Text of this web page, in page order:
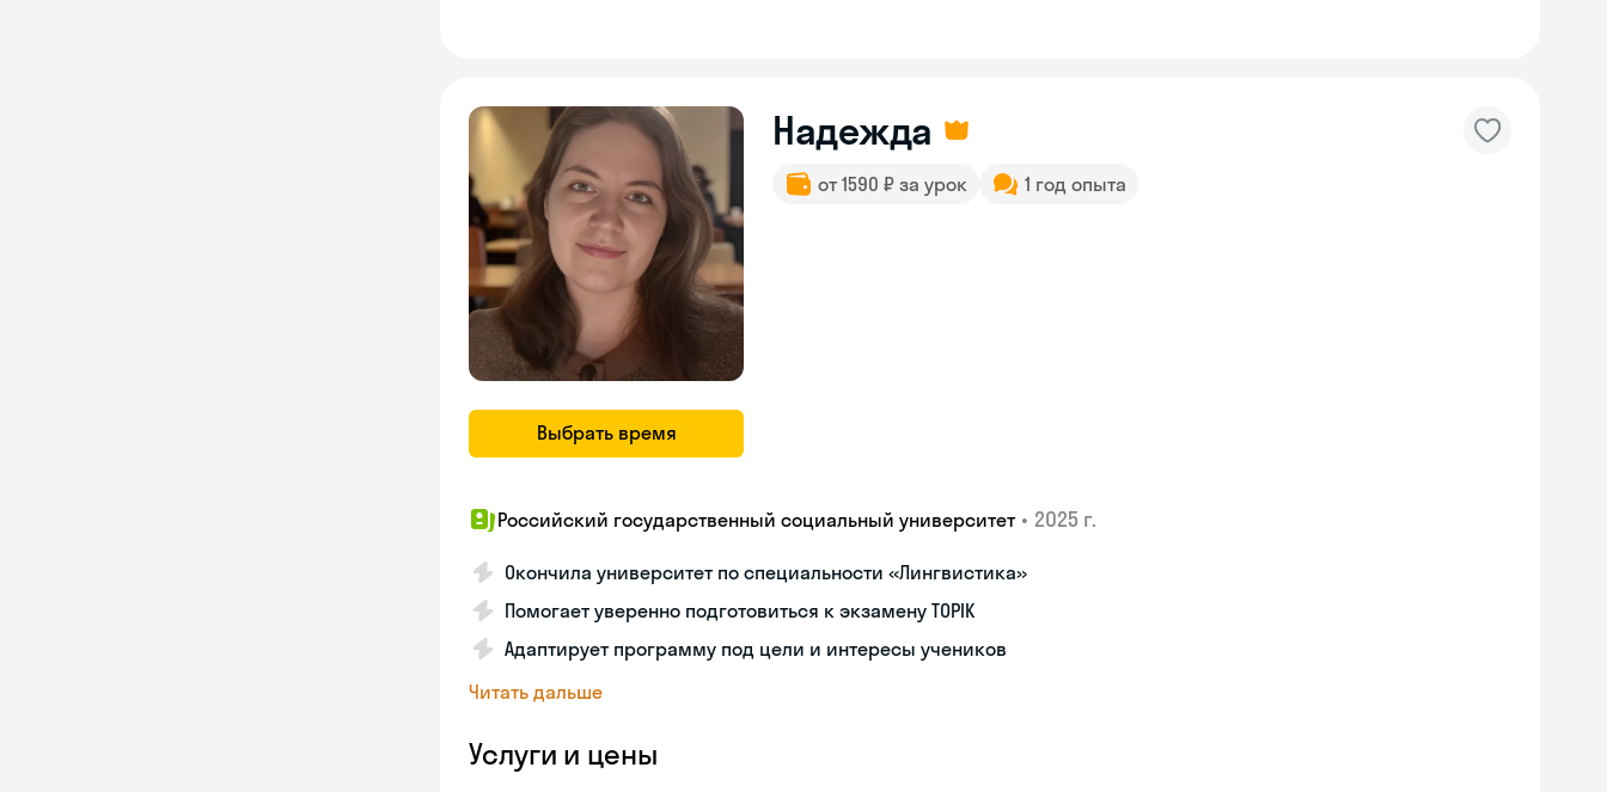
Выбрать время
Надежда
от 1590 ₽ за урок 1 год опыта
Российский государственный социальный университет • 2025 г.
Окончила университет по специальности «Лингвистика»
Помогает уверенно подготовиться к экзамену TOPIK
Адаптирует программу под цели и интересы учеников
Читать дальше
Услуги и цены